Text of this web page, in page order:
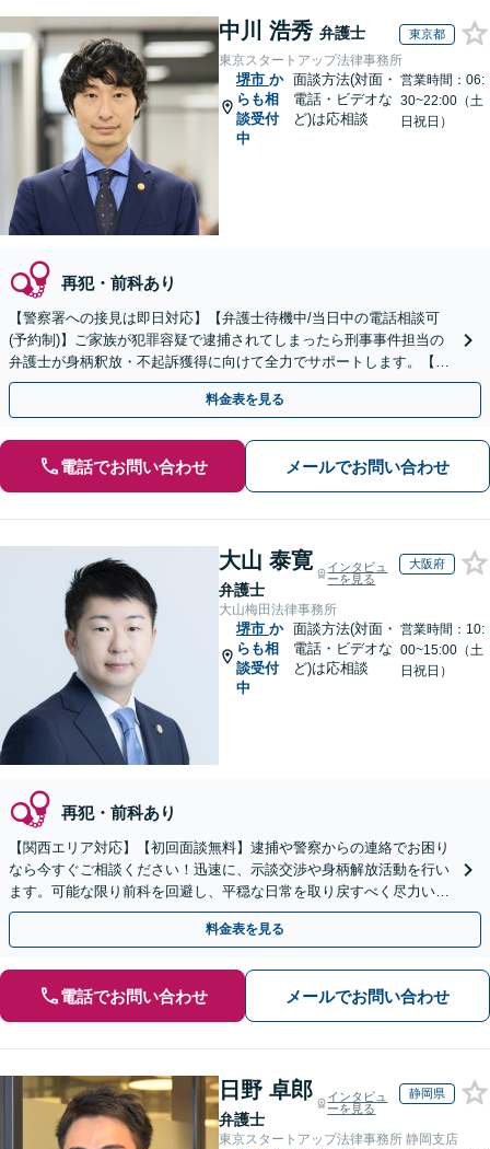
中川 浩秀 弁護士 東京都
東京スタートアップ法律事務所
堺市 か
らも相
談受付
中
面談方法(対面・
電話・ビデオな
ど)は応相談
営業時間：06:
30~22:00（土
日祝日）
再犯・前科あり
【警察署への接見は即日対応】【弁護士待機中/当日中の電話相談可
(予約制)】ご家族が犯罪容疑で逮捕されてしまったら刑事事件担当の
弁護士が身柄釈放・不起訴獲得に向けて全力でサポートします。【毎
月100名以上の相談実績】【全国対応】
料金表を見る
電話でお問い合わせ メールでお問い合わせ
大山 泰寛
弁護士
インタビュ
ーを見る
大阪府
大山梅田法律事務所
堺市 か
らも相
談受付
中
面談方法(対面・
電話・ビデオな
ど)は応相談
営業時間：10:
00~15:00（土
日祝日）
再犯・前科あり
【関西エリア対応】【初回面談無料】逮捕や警察からの連絡でお困り
なら今すぐご相談ください！迅速に、示談交渉や身柄解放活動を行い
ます。可能な限り前科を回避し、平穏な日常を取り戻すべく尽力いた
します【休日・夜間相談可】
料金表を見る
電話でお問い合わせ メールでお問い合わせ
日野 卓郎
弁護士
インタビュ
ーを見る
静岡県
東京スタートアップ法律事務所 静岡支店